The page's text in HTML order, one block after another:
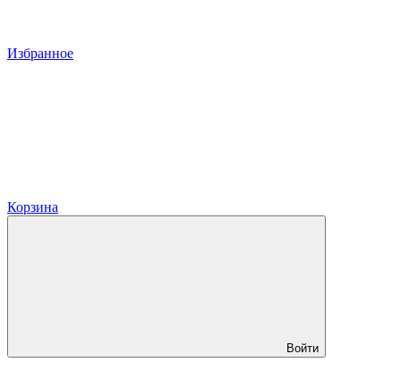
Избранное
Корзина
Войти